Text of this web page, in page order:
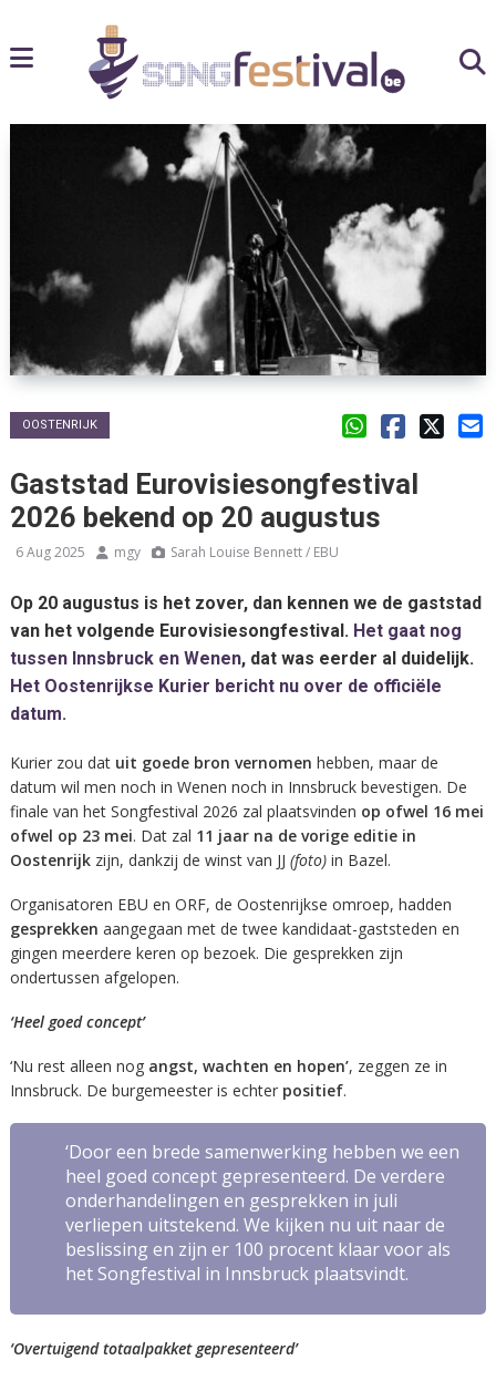
OOSTENRIJK
Gaststad Eurovisiesongfestival
2026 bekend op 20 augustus
6 Aug 2025 mgy Sarah Louise Bennett / EBU
Op 20 augustus is het zover, dan kennen we de gaststad
van het volgende Eurovisiesongfestival. Het gaat nog
tussen Innsbruck en Wenen, dat was eerder al duidelijk.
Het Oostenrijkse Kurier bericht nu over de officiële
datum.
Kurier zou dat uit goede bron vernomen hebben, maar de
datum wil men noch in Wenen noch in Innsbruck bevestigen. De
finale van het Songfestival 2026 zal plaatsvinden op ofwel 16 mei
ofwel op 23 mei. Dat zal 11 jaar na de vorige editie in
Oostenrijkzijn, dankzij de winst van JJ (foto)in Bazel.
Organisatoren EBU en ORF, de Oostenrijkse omroep, hadden
gesprekken aangegaan met de twee kandidaat-gaststeden en
gingen meerdere keren op bezoek. Die gesprekken zijn
ondertussen afgelopen.
‘Heel goed concept’
‘Nu rest alleen nog angst, wachten en hopen’, zeggen ze in
Innsbruck. De burgemeester is echter positief.
‘Door een brede samenwerking hebben we een
heel goed concept gepresenteerd. De verdere
onderhandelingen en gesprekken in juli
verliepen uitstekend. We kijken nu uit naar de
beslissing en zijn er 100 procent klaar voor als
het Songfestival in Innsbruck plaatsvindt.
‘Overtuigend totaalpakket gepresenteerd’